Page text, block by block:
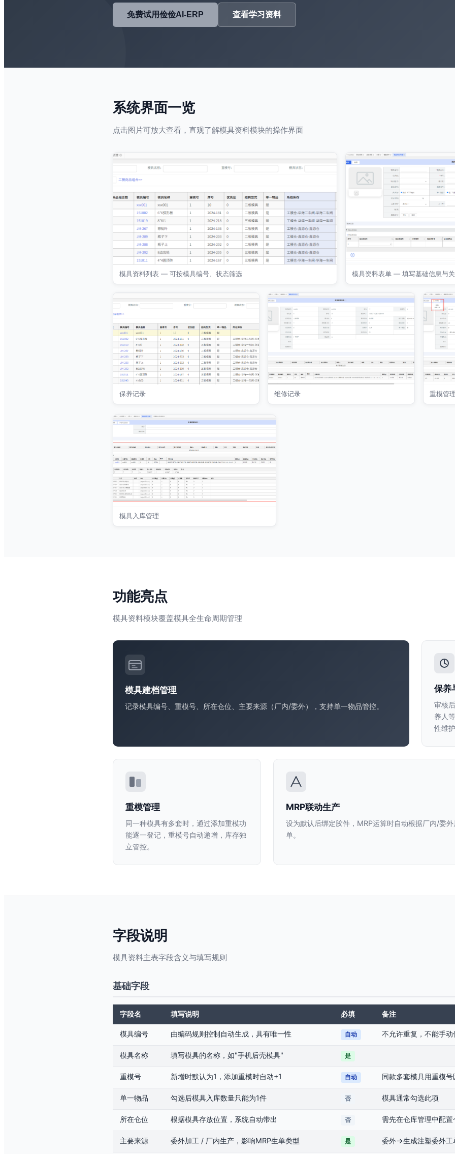
免费试用俭俭AI-ERP 查看学习资料
系统界面一览
点击图片可放大查看，直观了解模具资料模块的操作界面
模具资料列表 — 可按模具编号、状态筛选 模具资料表单 — 填写基础信息与
保养记录 维修记录 重模管理
模具入库管理
功能亮点
模具资料模块覆盖模具全生命周期管理
模具建档管理
记录模具编号、重模号、所在仓位、主要来源（厂内/委外），支持单一物品管控。
保养
审核
养人
性维护
重模管理
同一种模具有多套时，通过添加重模功
能逐一登记，重模号自动递增，库存独
立管控。
MRP联动生产
设为默认后绑定胶件，MRP运算时自动根据厂内/委
单。
字段说明
模具资料主表字段含义与填写规则
基础字段
字段名 填写说明 必填 备注
模具编号 由编码规则控制自动生成，具有唯一性 自动 不允许重复，不能手动
模具名称 填写模具的名称，如"手机后壳模具" 是
重模号 新增时默认为1，添加重模时自动+1 自动 同款多套模具用重模号
单一物品 勾选后模具入库数量只能为1件 否 模具通常勾选此项
所在仓位 根据模具存放位置，系统自动带出 否 需先在仓库管理中配置
主要来源 委外加工 / 厂内生产，影响MRP生单类型 是 委外→生成注塑委外